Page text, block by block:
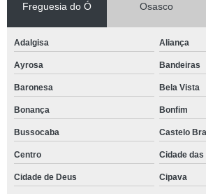
Freguesia do Ó Osasco
Adalgisa Aliança
Ayrosa Bandeiras
Baronesa Bela Vista
Bonança Bonfim
Bussocaba Castelo
Centro Cidade das
Cidade de Deus Cipava